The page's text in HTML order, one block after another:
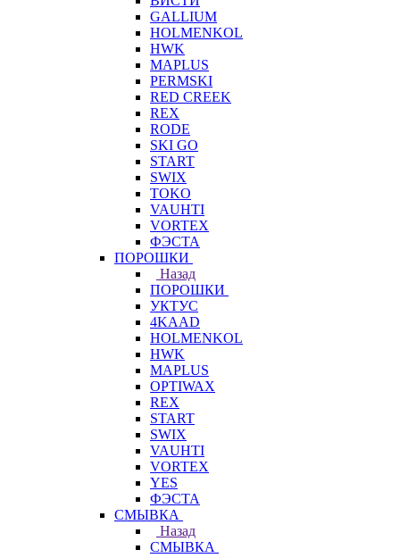
GALLIUM
HOLMENKOL
HWK
MAPLUS
PERMSKI
RED CREEK
REX
RODE
SKI GO
START
SWIX
TOKO
VAUHTI
VORTEX
ФЭСТА
ПОРОШКИ
Назад
ПОРОШКИ
УКТУС
4KAAD
HOLMENKOL
HWK
MAPLUS
OPTIWAX
REX
START
SWIX
VAUHTI
VORTEX
YES
ФЭСТА
СМЫВКА
Назад
СМЫВКА